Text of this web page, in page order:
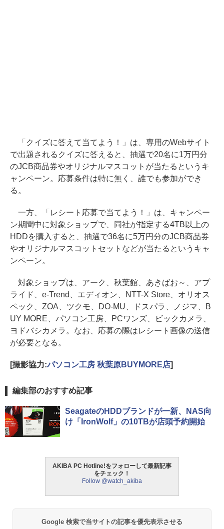
「クイズに答えて当てよう！」は、専用のWebサイト
で出題されるクイズに答えると、抽選で20名に1万円分
のJCB商品券やオリジナルマスコットが当たるというキ
ャンペーン。応募条件は特に無く、誰でも参加ができ
る。
一方、「レシート応募で当てよう！」は、キャンペー
ン期間中に対象ショップで、同社が指定する4TB以上の
HDDを購入すると、抽選で36名に5万円分のJCB商品券
やオリジナルマスコットセットなどが当たるというキャ
ンペーン。
対象ショップは、アーク、秋葉館、あきばお～、アプ
ライド、e-Trend、エディオン、NTT-X Store、オリオス
ペック、ZOA、ツクモ、DO-MU、ドスパラ、ノジマ、B
UY MORE、パソコン工房、PCワンズ、ビックカメラ、
ヨドバシカメラ。なお、応募の際はレシート画像の送信
が必要となる。
[撮影協力:パソコン工房 秋葉原BUYMORE店]
編集部のおすすめ記事
SeagateのHDDブランドが一新、NAS向
け「IronWolf」の10TBが店頭予約開始
AKIBA PC Hotline!をフォローして最新記事
をチェック！
Follow @watch_akiba
Google 検索で当サイトの記事を優先表示させる